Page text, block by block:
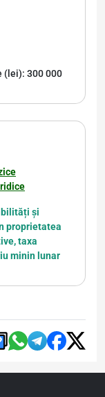
(lei): 300 000
și
proprietatea
taxa
minin lunar